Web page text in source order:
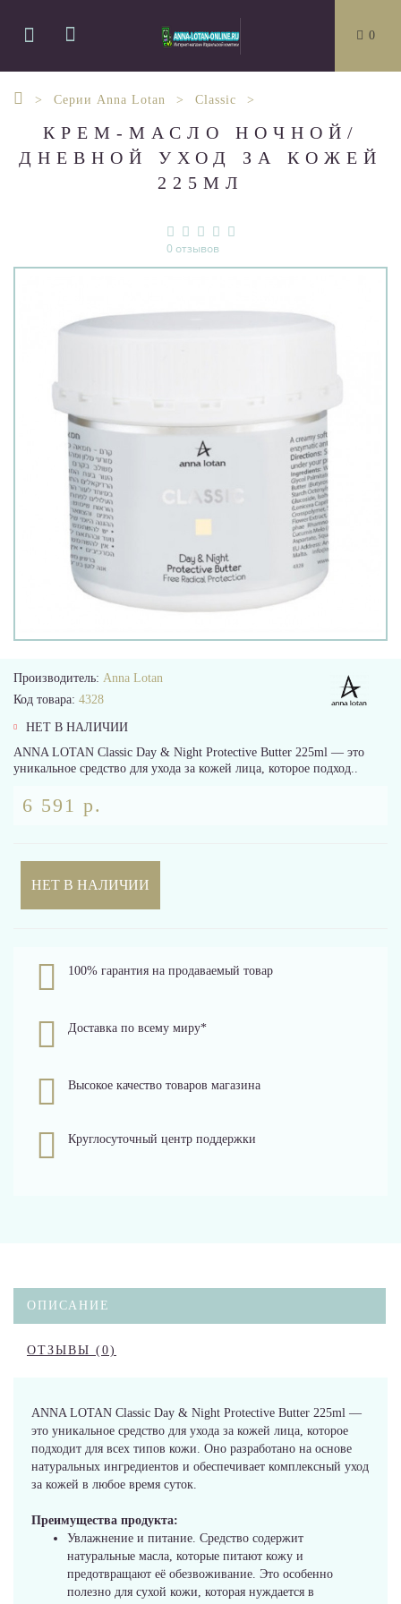
0
Серии Anna Lotan Classic
КРЕМ-МАСЛО НОЧНОЙ/
ДНЕВНОЙ УХОД ЗА КОЖЕЙ
225МЛ
0 отзывов
Производитель: Anna Lotan
Код товара: 4328
НЕТ В НАЛИЧИИ
ANNA LOTAN Classic Day & Night Protective Butter 225ml — это
уникальное средство для ухода за кожей лица, которое подход..
6 591 р.
НЕТ В НАЛИЧИИ
100% гарантия на продаваемый товар
Доставка по всему миру*
Высокое качество товаров магазина
Круглосуточный центр поддержки
ОПИСАНИЕ
ОТЗЫВЫ (0)
ANNA LOTAN Classic Day & Night Protective Butter 225ml —
это уникальное средство для ухода за кожей лица, которое
подходит для всех типов кожи. Оно разработано на основе
натуральных ингредиентов и обеспечивает комплексный уход
за кожей в любое время суток.
Преимущества продукта:
Увлажнение и питание. Средство содержит
натуральные масла, которые питают кожу и
предотвращают её обезвоживание. Это особенно
полезно для сухой кожи, которая нуждается в